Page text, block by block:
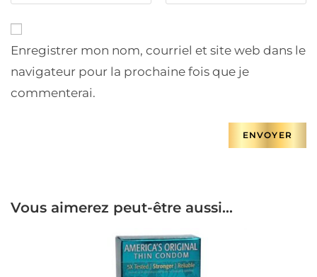
Enregistrer mon nom, courriel et site web dans le
navigateur pour la prochaine fois que je
commenterai.
Vous aimerez peut-être aussi…